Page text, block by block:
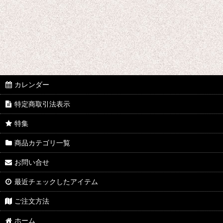
B♭クラリネット
E♭クラリネット
バスクラリネット
アルトサックス
テナーサックス
バリトンサックス
カレンダー
特定商取引法表示
特集
商品カテゴリ一覧
お問い合せ
最近チェックしたアイテム
ご注文方法
ホーム